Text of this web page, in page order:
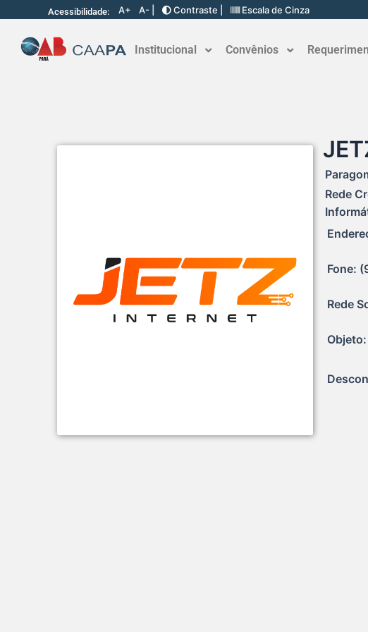
Acessibilidade: A+ A- | Contraste | Escala de Cinza
Institucional Convênios
Rede
Fone:
Rede